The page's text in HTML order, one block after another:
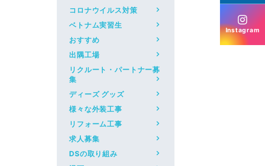
Instagram
コロナウイルス対策
ベトナム実習生
おすすめ
出隅工場
リクルート・パートナー募
集
ディーズ グッズ
様々な外装工事
リフォーム工事
求人募集
DSの取り組み